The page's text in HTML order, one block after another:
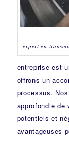
expert en
entreprise est
offrons un
processus.
approfondie
potentiels et
avantageuses